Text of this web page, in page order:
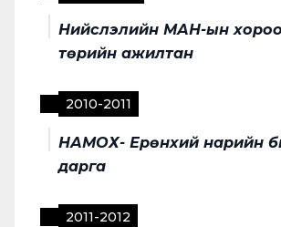
Нийслэлийн МАН-ын
төрийн ажилтан
2010-2011
НАМОХ- Ерөнхий нарийн
дарга
2011-2012